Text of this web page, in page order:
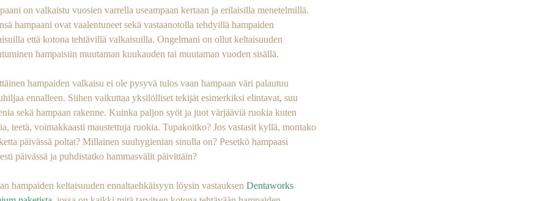
on valkaistu vuosien varrella useampaan kertaan ja erilaisilla menetelmillä.
hampaani ovat vaalentuneet sekä vastaanotolla tehdyillä hampaiden
että kotona tehtävillä valkaisuilla. Ongelmani on ollut keltaisuuden
hampaisiin muutaman kuukauden tai muutaman vuoden sisällä.
hampaiden valkaisu ei ole pysyvä tulos vaan hampaan väri palautuu
ennalleen. Siihen vaikuttaa yksilölliset tekijät esimerkiksi elintavat, suu
sekä hampaan rakenne. Kuinka paljon syöt ja juot värjääviä ruokia kuten
teetä, voimakkaasti maustettuja ruokia. Tupakoitko? Jos vastasit kyllä, montako
päivässä poltat? Millainen suuhygienian sinulla on? Pesetkö hampaasi
päivässä ja puhdistatko hammasvälit päivittäin?
hampaiden keltaisuuden ennaltaehkäisyyn löysin vastauksen Dentaworks